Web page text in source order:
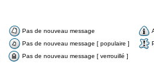
Pas de nouveau message
Pas de nouveau message [ populaire ]
Pas de nouveau message [ verrouillé ]